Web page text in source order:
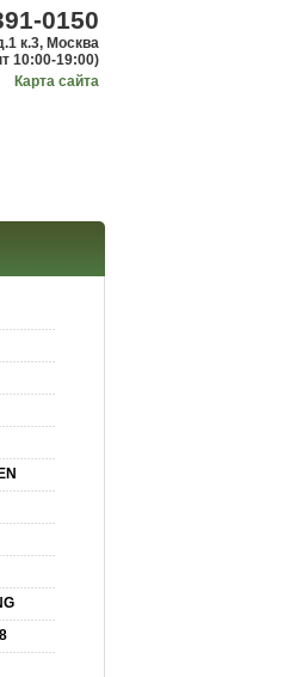
0150
к.3, Москва
10:00-19:00)
Карта сайта